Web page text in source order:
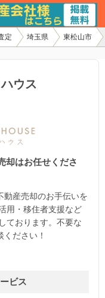
定 埼玉県 東松山市
ウス
却はお任せくださ
動産売却のお手伝いを
用・移住者支援など
ております。不要な
ださい！
ビス